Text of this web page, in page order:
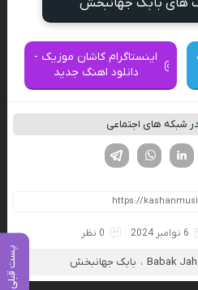
پست قبلی
اینستاگرام کاشان موزیک -
دانلود اهنگ جدید
شبکه های اجتماعی
لینکدین تویتر
فیسوک
6 نوامبر 2024 0 نظر
Babak ، بابک جهانبخش